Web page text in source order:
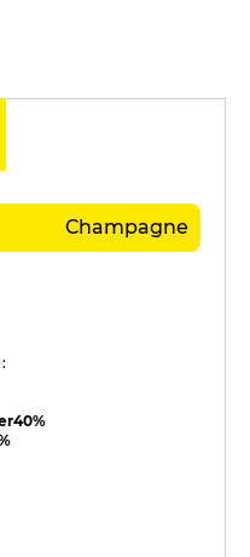
Champagne
40%